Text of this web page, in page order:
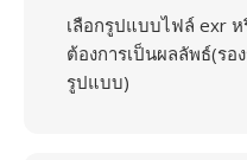
เลือกรูปแบบไฟล์ exr
ต้องการเป็นผลลัพธ์(ร
รูปแบบ)